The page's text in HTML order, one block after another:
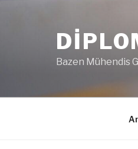
Bazen Mühendis